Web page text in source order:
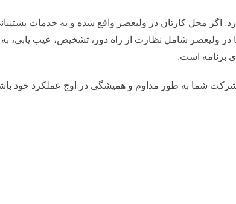
اگر محل کارتان در ولیعصر واقع شده و به خدمات
در ولیعصر شامل نظارت از راه دور، تشخیص، عیب یابی،
برنامه است.
شما به طور مداوم و همیشگی در اوج عملکرد خود